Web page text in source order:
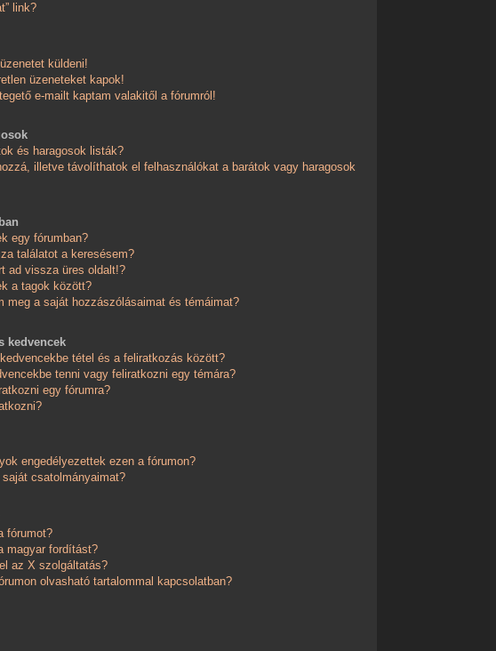
link?
küldeni!
üzeneteket kapok!
e-mailt kaptam valakitől a fórumról!
és haragosok listák?
illetve távolíthatok el felhasználókat a barátok vagy haragosok
egy fórumban?
találatot a keresésem?
ad vissza üres oldalt!?
a tagok között?
meg a saját hozzászólásaimat és témáimat?
kedvencek
tétel és a feliratkozás között?
tenni vagy feliratkozni egy témára?
egy fórumra?
engedélyezettek ezen a fórumon?
saját csatolmányaimat?
fórumot?
magyar fordítást?
az X szolgáltatás?
olvasható tartalommal kapcsolatban?